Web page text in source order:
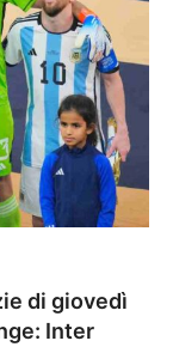
di giovedì
Inter